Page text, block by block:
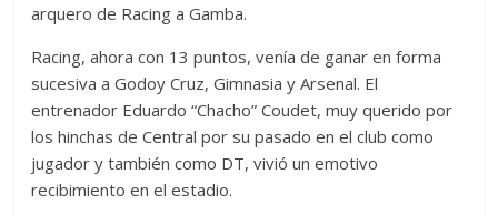
arquero de Racing a Gamba.
Racing, ahora con 13 puntos, venía de ganar en forma
sucesiva a Godoy Cruz, Gimnasia y Arsenal. El
entrenador Eduardo “Chacho” Coudet, muy querido por
los hinchas de Central por su pasado en el club como
jugador y también como DT, vivió un emotivo
recibimiento en el estadio.